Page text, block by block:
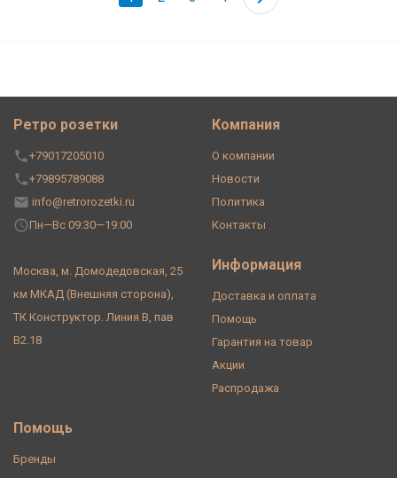
Ретро розетки
+79017205010
+79895789088
info@retrorozetki.ru
Пн—Вс 09:30—19:00
Москва, м. Домодедовская, 25
км МКАД (Внешняя сторона),
ТК Конструктор. Линия В, пав
В2.18
Компания
О компании
Новости
Политика
Контакты
Информация
Доставка и оплата
Помощь
Гарантия на товар
Акции
Распродажа
Помощь
Бренды